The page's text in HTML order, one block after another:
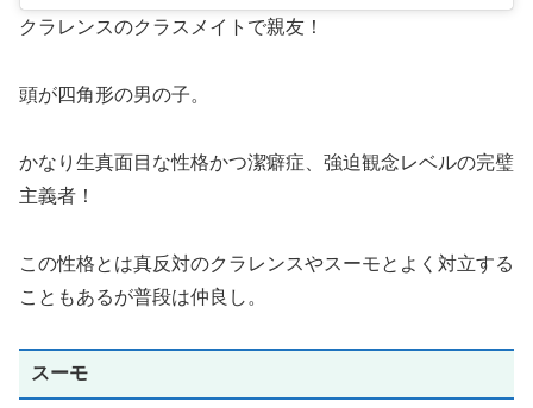
クラレンスのクラスメイトで親友！
頭が四角形の男の子。
かなり生真面目な性格かつ潔癖症、強迫観念レベルの完璧
主義者！
この性格とは真反対のクラレンスやスーモとよく対立する
こともあるが普段は仲良し。
スーモ